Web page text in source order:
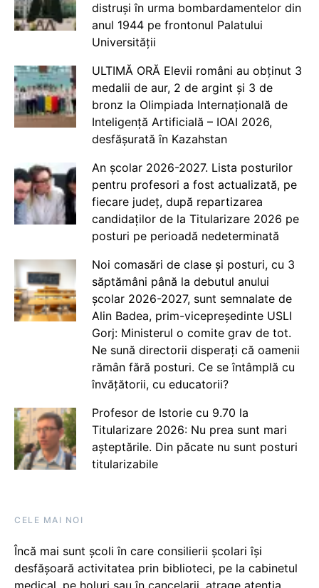
distruși în urma bombardamentelor din
anul 1944 pe frontonul Palatului
Universității
ULTIMĂ ORĂ Elevii români au obținut 3
medalii de aur, 2 de argint și 3 de
bronz la Olimpiada Internațională de
Inteligență Artificială – IOAI 2026,
desfășurată în Kazahstan
An școlar 2026-2027. Lista posturilor
pentru profesori a fost actualizată, pe
fiecare județ, după repartizarea
candidaților de la Titularizare 2026 pe
posturi pe perioadă nedeterminată
Noi comasări de clase și posturi, cu 3
săptămâni până la debutul anului
școlar 2026-2027, sunt semnalate de
Alin Badea, prim-vicepreședinte USLI
Gorj: Ministerul o comite grav de tot.
Ne sună directorii disperați că oamenii
rămân fără posturi. Ce se întâmplă cu
învățătorii, cu educatorii?
Profesor de Istorie cu 9.70 la
Titularizare 2026: Nu prea sunt mari
așteptările. Din păcate nu sunt posturi
titularizabile
CELE MAI NOI
Încă mai sunt școli în care consilierii școlari își
desfășoară activitatea prin biblioteci, pe la cabinetul
medical, pe holuri sau în cancelarii, atrage atenția